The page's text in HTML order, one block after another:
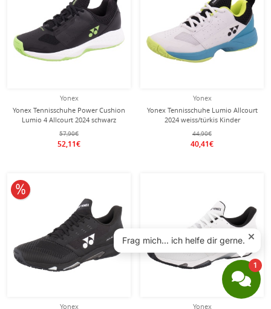
Yonex
Yonex Tennisschuhe Power Cushion
Lumio 4 Allcourt 2024 schwarz
Herren
57,90€
52,11€
Yonex
Yonex Tennisschuhe Lumio Allcourt
2024 weiss/türkis Kinder
44,90€
40,41€
Yonex
10% reduziert
Yonex